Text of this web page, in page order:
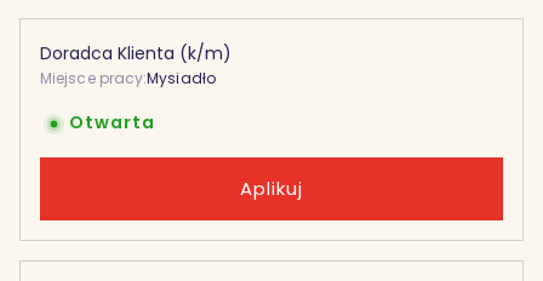
Doradca Klienta (k/m)
Miejsce pracy:Mysiadło
Otwarta
Aplikuj